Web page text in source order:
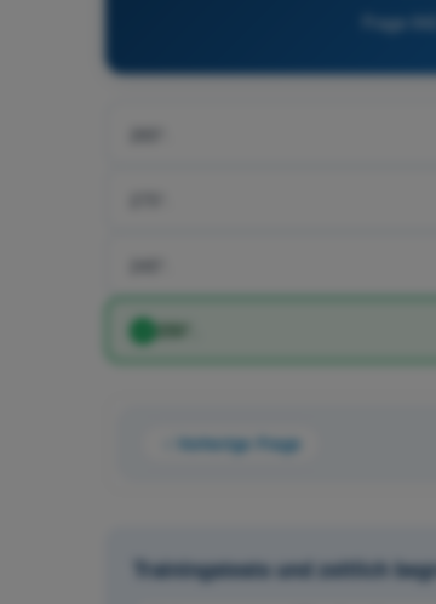
Frage
250°.
Vorherige Frage
Trainingstests und zeitlich